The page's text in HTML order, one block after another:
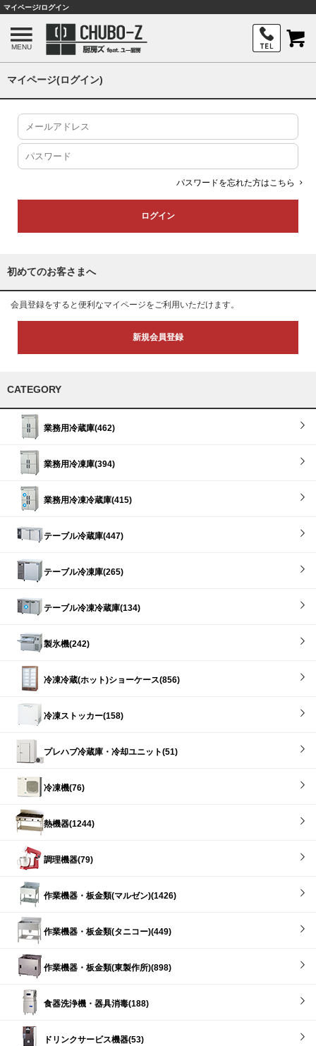
マイページ/ログイン
MENU
マイページ(ログイン)
パスワードを忘れた方はこちら
初めてのお客さまへ
会員登録をすると便利なマイページをご利用いただけます。
新規会員登録
CATEGORY
業務用冷蔵庫(462)
業務用冷凍庫(394)
業務用冷凍冷蔵庫(415)
テーブル冷蔵庫(447)
テーブル冷凍庫(265)
テーブル冷凍冷蔵庫(134)
製氷機(242)
冷凍冷蔵(ホット)ショーケース(856)
冷凍ストッカー(158)
プレハブ冷蔵庫・冷却ユニット(51)
冷凍機(76)
熱機器(1244)
調理機器(79)
作業機器・板金類(マルゼン)(1426)
作業機器・板金類(タニコー)(449)
作業機器・板金類(東製作所)(898)
食器洗浄機・器具消毒(188)
ドリンクサービス機器(53)